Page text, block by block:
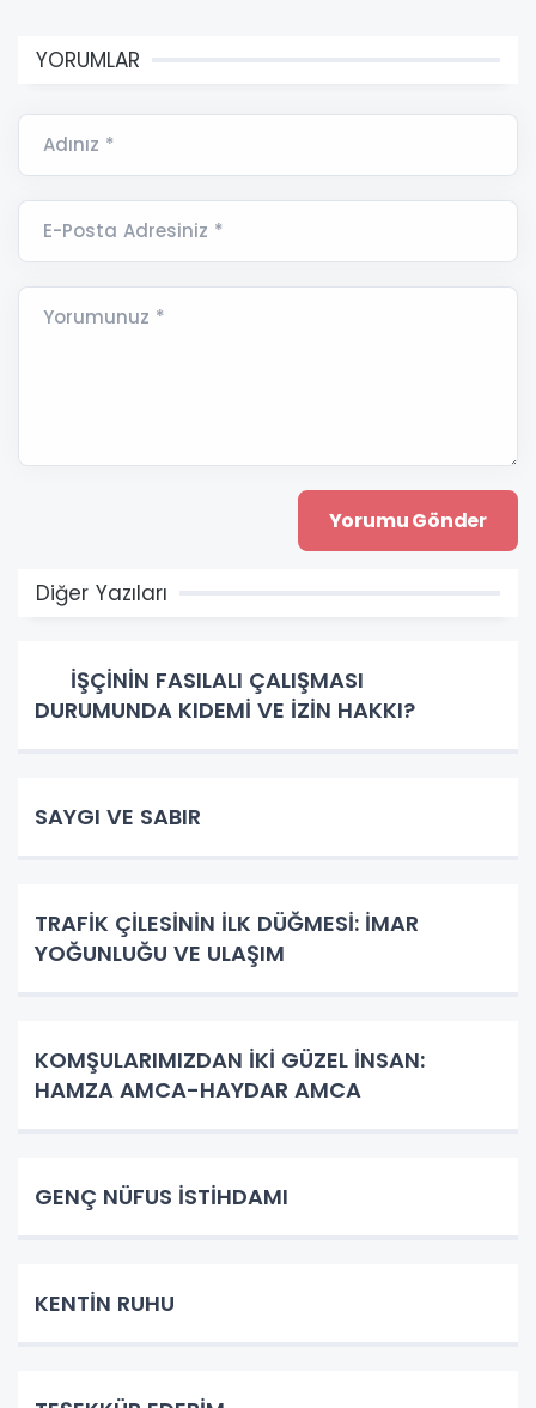
YORUMLAR
Adınız *
E-Posta Adresiniz *
Yorumunuz *
Diğer Yazıları
İŞÇİNİN FASILALI ÇALIŞMASI
DURUMUNDA KIDEMİ VE İZİN HAKKI?
SAYGI VE SABIR
TRAFİK ÇİLESİNİN İLK DÜĞMESİ: İMAR
YOĞUNLUĞU VE ULAŞIM
KOMŞULARIMIZDAN İKİ GÜZEL İNSAN:
HAMZA AMCA-HAYDAR AMCA
GENÇ NÜFUS İSTİHDAMI
KENTİN RUHU